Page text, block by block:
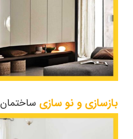
بازسازی و نو سازی ساختمان